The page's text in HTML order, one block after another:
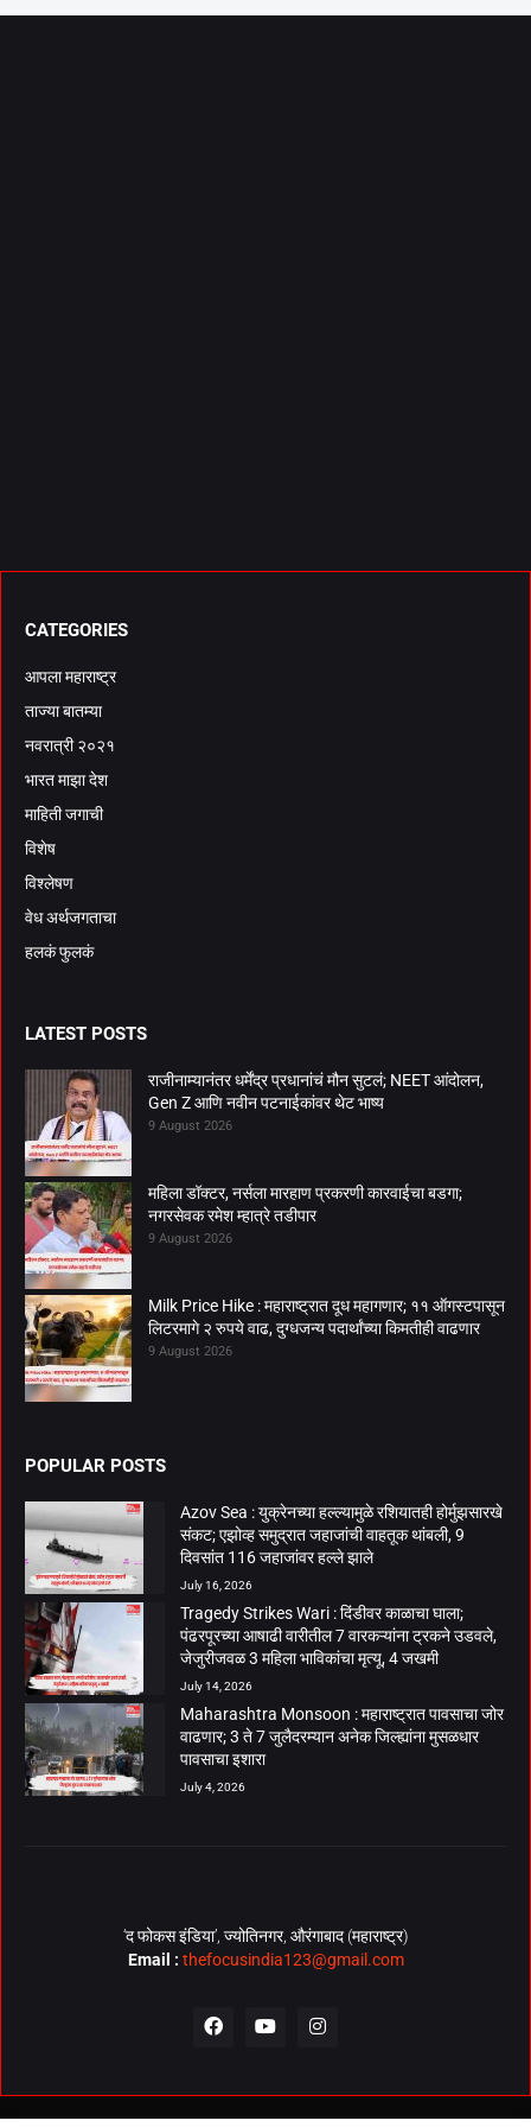
CATEGORIES
आपला महाराष्ट्र
ताज्या बातम्या
नवरात्री २०२१
भारत माझा देश
माहिती जगाची
विशेष
विश्लेषण
वेध अर्थजगताचा
हलकं फुलकं
LATEST POSTS
राजीनाम्यानंतर धर्मेंद्र प्रधानांचं मौन सुटलं; NEET आंदोलन,
Gen Z आणि नवीन पटनाईकांवर थेट भाष्य
9 August 2026
महिला डॉक्टर, नर्सला मारहाण प्रकरणी कारवाईचा बडगा;
नगरसेवक रमेश म्हात्रे तडीपार
9 August 2026
Milk Price Hike : महाराष्ट्रात दूध महागणार; ११ ऑगस्टपासून
लिटरमागे २ रुपये वाढ, दुग्धजन्य पदार्थांच्या किमतीही वाढणार
9 August 2026
POPULAR POSTS
Azov Sea : युक्रेनच्या हल्ल्यामुळे रशियातही होर्मुझसारखे
संकट; एझोव्ह समुद्रात जहाजांची वाहतूक थांबली, 9
दिवसांत 116 जहाजांवर हल्ले झाले
July 16, 2026
Tragedy Strikes Wari : दिंडीवर काळाचा घाला;
पंढरपूरच्या आषाढी वारीतील 7 वारकऱ्यांना ट्रकने उडवले,
जेजुरीजवळ 3 महिला भाविकांचा मृत्यू, 4 जखमी
July 14, 2026
Maharashtra Monsoon : महाराष्ट्रात पावसाचा जोर
वाढणार; 3 ते 7 जुलैदरम्यान अनेक जिल्ह्यांना मुसळधार
पावसाचा इशारा
July 4, 2026
‘द फोकस इंडिया’, ज्योतिनगर, औरंगाबाद (महाराष्ट्र)
Email : thefocusindia123@gmail.com